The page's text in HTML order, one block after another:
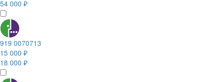
54 000 ₽
919 0070713
15 000 ₽
18 000 ₽